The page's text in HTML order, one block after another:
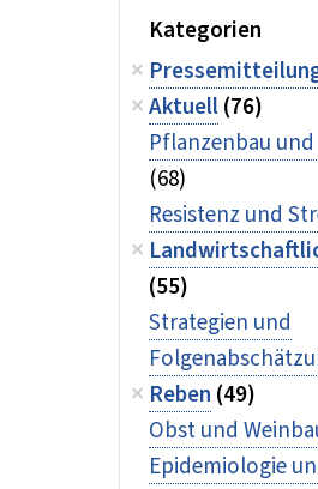
Kategorien
Aktuell(76)
Pflanzenbau
(68)
Resistenz und
(55)
Strategien und
Reben (49)
Obst und
Epidemiologie